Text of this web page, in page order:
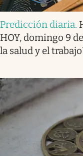
Predicción diaria.
HOY, domingo 9
la salud y el